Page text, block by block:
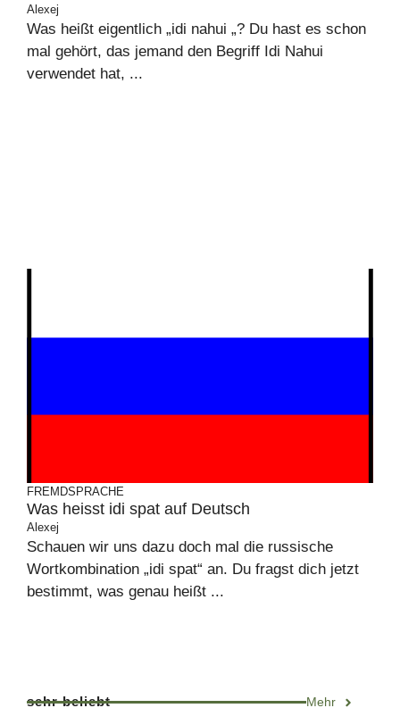
Alexej
Was heißt eigentlich „idi nahui „? Du hast es schon
mal gehört, das jemand den Begriff Idi Nahui
verwendet hat, ...
FREMDSPRACHE
Was heisst idi spat auf Deutsch
Alexej
Schauen wir uns dazu doch mal die russische
Wortkombination „idi spat“ an. Du fragst dich jetzt
bestimmt, was genau heißt ...
sehr beliebt Mehr